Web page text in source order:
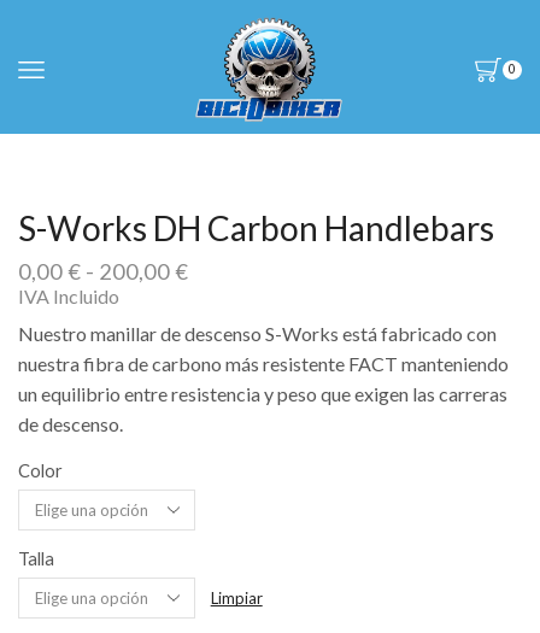
0
S-Works DH Carbon Handlebars
0,00€ - 200,00€Rango
desde
0,00 €
hasta
IVA Incluido
Nuestro manillar de descenso S-Works está fabricado con
nuestra fibra de carbono más resistente FACT manteniendo
un equilibrio entre resistencia y peso que exigen las carreras
de descenso.
Color
Talla
Limpiar